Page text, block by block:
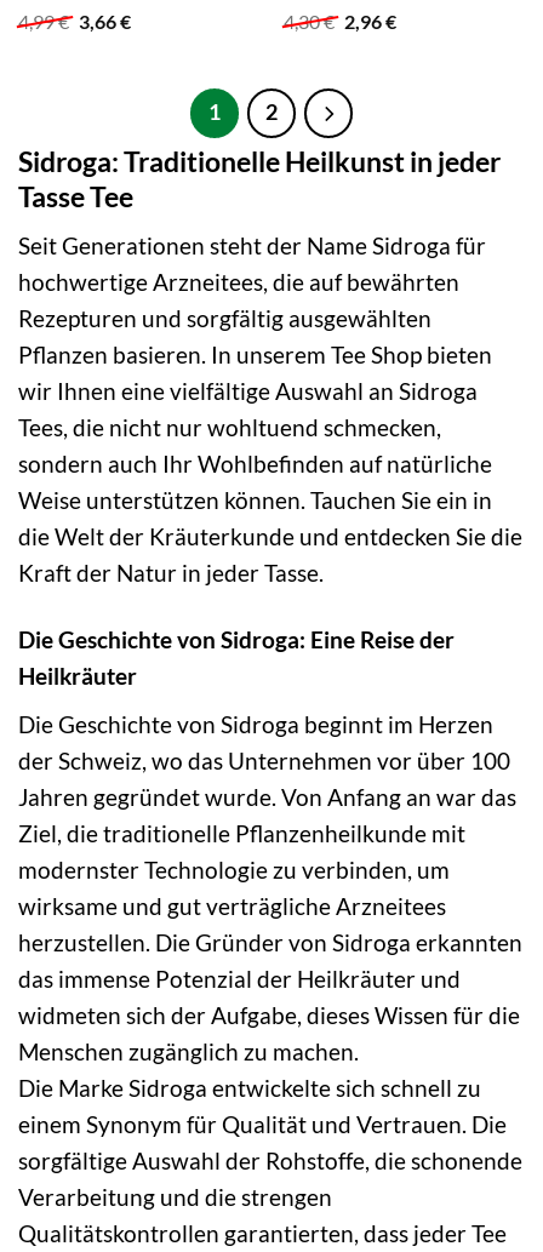
4,99€ Ursprünglicher
Preis
3,66€Aktueller
4,30€ Ursprünglicher
Preis
2,96€Aktueller
1 2
Sidroga: Traditionelle Heilkunst in jeder
Tasse Tee
Seit Generationen steht der Name Sidroga für
hochwertige Arzneitees, die auf bewährten
Rezepturen und sorgfältig ausgewählten
Pflanzen basieren. In unserem Tee Shop bieten
wir Ihnen eine vielfältige Auswahl an Sidroga
Tees, die nicht nur wohltuend schmecken,
sondern auch Ihr Wohlbefinden auf natürliche
Weise unterstützen können. Tauchen Sie ein in
die Welt der Kräuterkunde und entdecken Sie die
Kraft der Natur in jeder Tasse.
Die Geschichte von Sidroga: Eine Reise der
Heilkräuter
Die Geschichte von Sidroga beginnt im Herzen
der Schweiz, wo das Unternehmen vor über 100
Jahren gegründet wurde. Von Anfang an war das
Ziel, die traditionelle Pflanzenheilkunde mit
modernster Technologie zu verbinden, um
wirksame und gut verträgliche Arzneitees
herzustellen. Die Gründer von Sidroga erkannten
das immense Potenzial der Heilkräuter und
widmeten sich der Aufgabe, dieses Wissen für die
Menschen zugänglich zu machen.
Die Marke Sidroga entwickelte sich schnell zu
einem Synonym für Qualität und Vertrauen. Die
sorgfältige Auswahl der Rohstoffe, die schonende
Verarbeitung und die strengen
Qualitätskontrollen garantierten, dass jeder Tee